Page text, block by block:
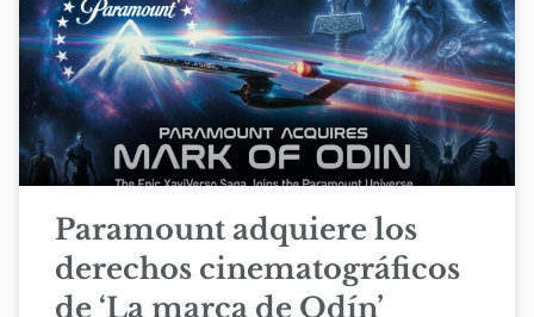
Paramount adquiere los
derechos cinematográficos
de ‘La marca de Odín’